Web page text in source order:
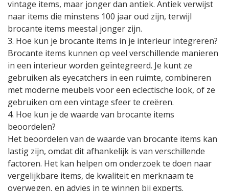
vintage items, maar jonger dan antiek. Antiek verwijst
naar items die minstens 100 jaar oud zijn, terwijl
brocante items meestal jonger zijn.
3. Hoe kun je brocante items in je interieur integreren?
Brocante items kunnen op veel verschillende manieren
in een interieur worden geïntegreerd. Je kunt ze
gebruiken als eyecatchers in een ruimte, combineren
met moderne meubels voor een eclectische look, of ze
gebruiken om een vintage sfeer te creëren.
4. Hoe kun je de waarde van brocante items
beoordelen?
Het beoordelen van de waarde van brocante items kan
lastig zijn, omdat dit afhankelijk is van verschillende
factoren. Het kan helpen om onderzoek te doen naar
vergelijkbare items, de kwaliteit en merknaam te
overwegen, en advies in te winnen bij experts.